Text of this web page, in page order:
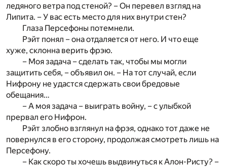
ледяного ветра под стеной? – Он перевел взгляд на
Липита. – У вас есть место для них внутри стен?
Глаза Персефоны потемнели.
Рэйт понял – она отдаляется от него. И что еще
хуже, склонна верить фрэю.
– Моя задача – сделать так, чтобы мы могли
защитить себя, – объявил он. – На тот случай, если
Нифрону не удастся сдержать свои бредовые
обещания…
– А моя задача – выиграть войну, – с улыбкой
прервал его Нифрон.
Рэйт злобно взглянул на фрэя, однако тот даже не
повернулся в его сторону, продолжая смотреть лишь на
Персефону.
– Как скоро ты хочешь выдвинуться к Алон-Ристу? –